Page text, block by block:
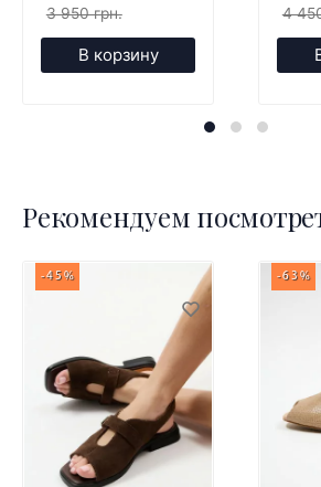
3 950 грн.
В корзину
4
Рекомендуем
-45% -63%